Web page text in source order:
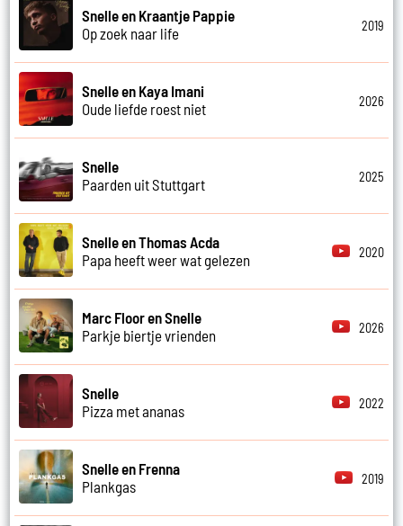
Snelle en Kraantje Pappie
Op zoek naar life
2019
Snelle en Kaya Imani
Oude liefde roest niet
2026
Snelle
Paarden uit Stuttgart
2025
Snelle en Thomas Acda
Papa heeft weer wat gelezen
2020
Marc Floor en Snelle
Parkje biertje vrienden
2026
Snelle
Pizza met ananas
2022
Snelle en Frenna
Plankgas
2019